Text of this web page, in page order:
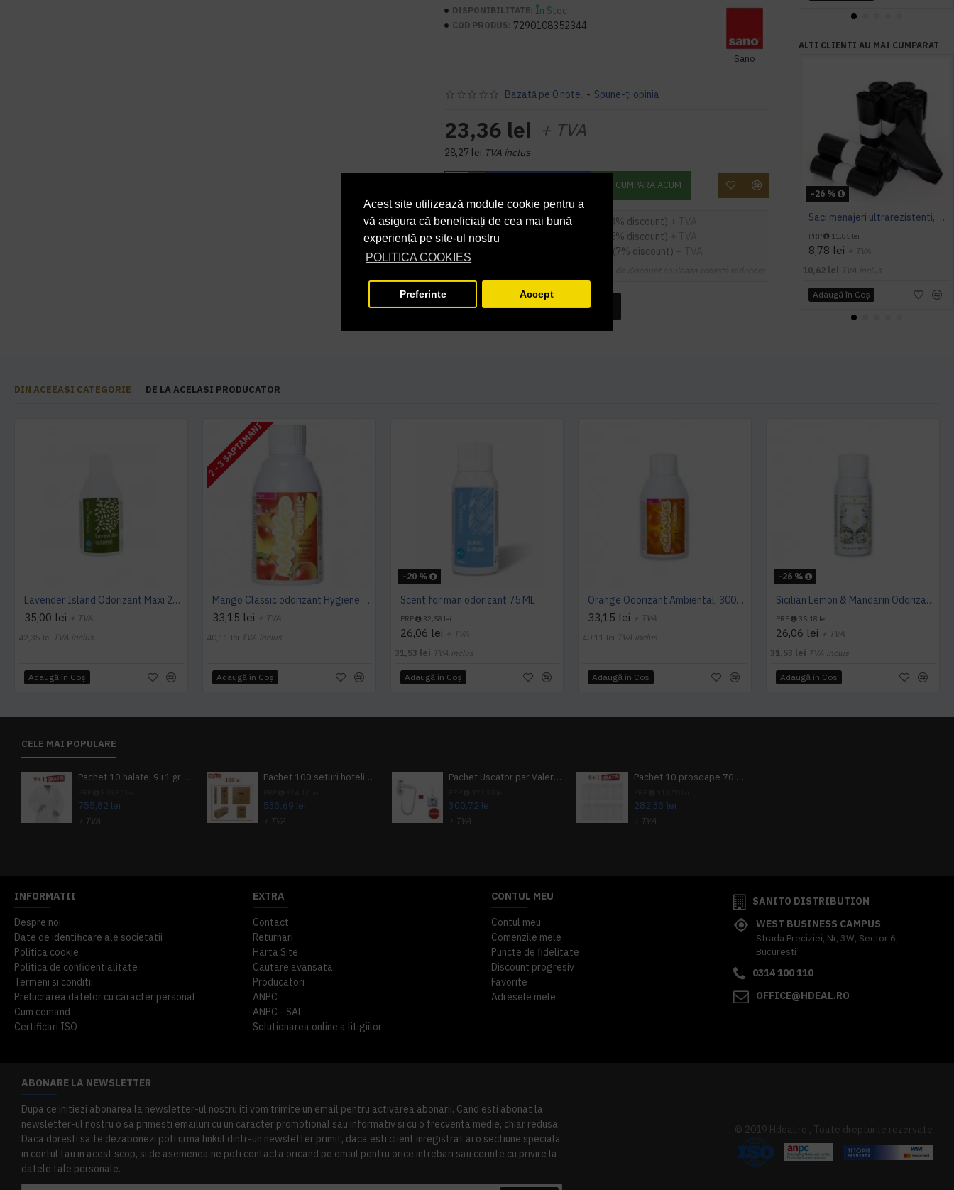
Acest site utilizează module cookie pentru a
vă asigura că beneficiați de cea mai bună
experiență pe site-ul nostru
POLITICA COOKIES
Preferinte Accept
DISPONIBILITATE: În Stoc
COD PRODUS: 7290108352344
Sano
Bazată pe 0 note. - Spune-ţi opinia
23,36 lei + TVA
28,27 lei TVA inclus
CUMPARA ACUM
5sau mai multe la22,66 RON / buc (3% discount)
9sau mai multe la (5% discount)
14sau mai multe la (7% discount)
INTREABA DESPRE ACEST PRODUS
ALTI CLIENTI AU MAI CUMPARAT
-26 %
Saci menajeri ultrarezistenti, de 300 L, AQAS, 10 buc/rola
PRP 11,85 lei
8,78 lei + TVA
10,62 lei TVA inclus
Adaugă în Coş
DIN ACEEASI CATEGORIE DE LA ACELASI PRODUCATOR
Lavender Island Odorizant Maxi 243ml Hygiene4You
35,00 lei + TVA
42,35 lei TVA inclus
Adaugă în Coş
2 - 3 SAPTAMANI
Mango Classic odorizant Hygiene 4 You
33,15 lei + TVA
40,11 lei TVA inclus
Adaugă în Coş
-20 %
Scent for man odorizant 75 ML
PRP 32,58 lei
26,06 lei + TVA
31,53 lei TVA inclus
Adaugă în Coş
Orange Odorizant Ambiental, 3000 utilizari - 163mc, Hygiene Vision
33,15 lei + TVA
40,11 lei TVA inclus
Adaugă în Coş
-26 %
Sicilian Lemon & Mandarin Odorizant MINI, Hygiene 4 You
PRP 35,18 lei
26,06 lei + TVA
31,53 lei TVA inclus
Adaugă în Coş
CELE MAI POPULARE
Pachet 10 halate, 9+1 gratuit
755,82 lei
+ TVA
Pachet 100 seturi hoteliere, set dentar, set barbierit, casca de dus, pila unghii, set cusut
533,69 lei
+ TVA
Pachet Uscator par Valera Action Super Plus + GRATUIT Sampon si gel de dus Tork
300,72 lei
+ TVA
Pachet 10 prosoape 70 x 140cm 9 + 1 gratuit
282,33 lei
+ TVA
INFORMATII
Despre noi
Date de identificare ale societatii
Politica cookie
Politica de confidentialitate
Termeni si conditii
Prelucrarea datelor cu caracter personal
Cum comand
Certificari ISO
EXTRA
Contact
Returnari
Harta Site
Cautare avansata
Producatori
ANPC
ANPC - SAL
Solutionarea online a litigiilor
CONTUL MEU
Contul meu
Comenzile mele
Puncte de fidelitate
Discount progresiv
Favorite
Adresele mele
SANITO DISTRIBUTION
WEST BUSINESS CAMPUS
Strada Preciziei, Nr, 3W, Sector 6,
Bucuresti
0314 100 110
OFFICE@HDEAL.RO
ABONARE LA NEWSLETTER
Dupa ce initiezi abonarea la newsletter-ul nostru iti vom trimite un email pentru activarea abonarii. Cand esti abonat la
newsletter-ul nostru o sa primesti emailuri cu un caracter promotional sau informativ si cu o frecventa medie, chiar redusa.
Daca doresti sa te dezabonezi poti urma linkul dintr-un newsletter primit, daca esti client inregistrat ai o sectiune speciala
in contul tau in acest scop, si de asemenea ne poti contacta oricand pe email pentru orice intrebari sau cerinte cu privire la
datele tale personale.
© 2019 Hdeal.ro , Toate drepturile rezervate